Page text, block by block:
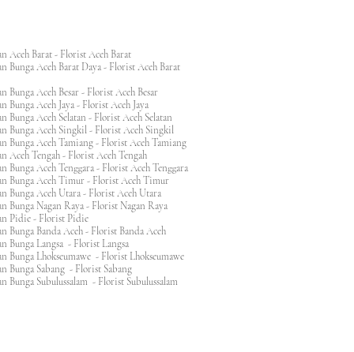
Aceh Barat - Florist Aceh Barat
Bunga Aceh Barat Daya - Florist Aceh Barat
Bunga Aceh Besar - Florist Aceh Besar
Bunga Aceh Jaya - Florist Aceh Jaya
Bunga Aceh Selatan - Florist Aceh Selatan
Bunga Aceh Singkil - Florist Aceh Singkil
Bunga Aceh Tamiang - Florist Aceh Tamiang
Aceh Tengah - Florist Aceh Tengah
Bunga Aceh Tenggara - Florist Aceh Tenggara
Bunga Aceh Timur - Florist Aceh Timur
Bunga Aceh Utara - Florist Aceh Utara
Bunga Nagan Raya - Florist Nagan Raya
Pidie - Florist Pidie
Bunga Banda Aceh - Florist Banda Aceh
Bunga Langsa - Florist Langsa
Bunga Lhokseumawe - Florist Lhokseumawe
Bunga Sabang - Florist Sabang
Bunga Subulussalam - Florist Subulussalam